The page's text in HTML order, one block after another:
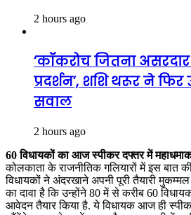
2 hours ago
‘कॉकरोच जितना
प्रदर्शन’, शशि थरूर ने फिर
सवाल
2 hours ago
60 विधायकों का आज स्पीकर दफ्तर में
कोलकाता के राजनीतिक गलियारों में इस बात
विधायकों ने अंदरखाने अपनी पूरी तैयारी
का दावा है कि उन्होंने 80 में से करीब 60
आवेदन तैयार किया है. ये विधायक आज ही